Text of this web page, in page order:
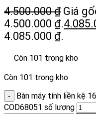
4.500.000₫ Giá
4.500.000 ₫.
4.085.000 ₫.
Còn 101 trong kho
Còn 101 trong kho
Bàn máy tính liền kệ
COD68051 số lượng